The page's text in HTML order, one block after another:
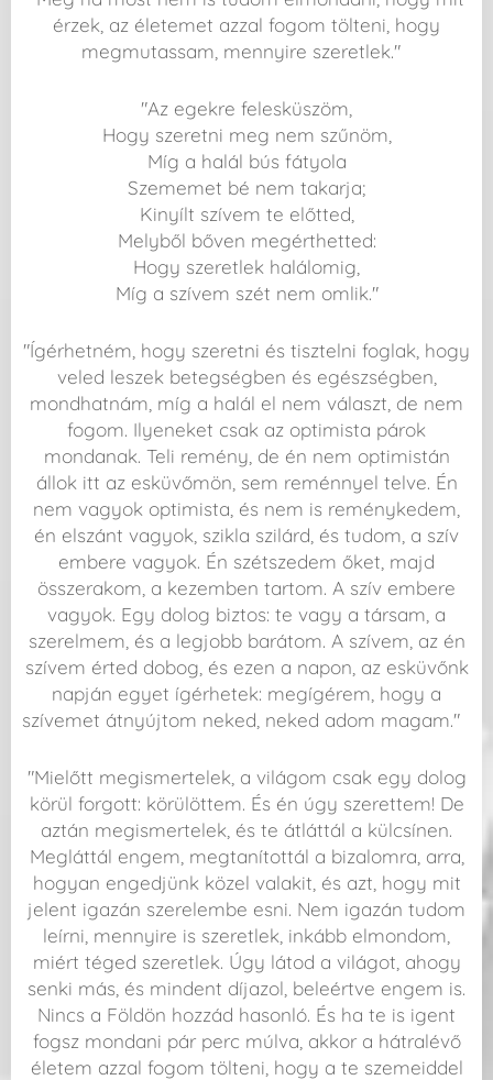
érzek, az életemet azzal fogom tölteni, hogy
megmutassam, mennyire szeretlek."
"Az egekre felesküszöm,
Hogy szeretni meg nem szűnöm,
Míg a halál bús fátyola
Szememet bé nem takarja;
Kinyílt szívem te előtted,
Melyből bőven megérthetted:
Hogy szeretlek halálomig,
Míg a szívem szét nem omlik."
"Ígérhetném, hogy szeretni és tisztelni foglak, hogy
veled leszek betegségben és egészségben,
mondhatnám, míg a halál el nem választ, de nem
fogom. Ilyeneket csak az optimista párok
mondanak. Teli remény, de én nem optimistán
állok itt az esküvőmön, sem reménnyel telve. Én
nem vagyok optimista, és nem is reménykedem,
én elszánt vagyok, szikla szilárd, és tudom, a szív
embere vagyok. Én szétszedem őket, majd
összerakom, a kezemben tartom. A szív embere
vagyok. Egy dolog biztos: te vagy a társam, a
szerelmem, és a legjobb barátom. A szívem, az én
szívem érted dobog, és ezen a napon, az esküvőnk
napján egyet ígérhetek: megígérem, hogy a
szívemet átnyújtom neked, neked adom magam."
"Mielőtt megismertelek, a világom csak egy dolog
körül forgott: körülöttem. És én úgy szerettem! De
aztán megismertelek, és te átláttál a külcsínen.
Megláttál engem, megtanítottál a bizalomra, arra,
hogyan engedjünk közel valakit, és azt, hogy mit
jelent igazán szerelembe esni. Nem igazán tudom
leírni, mennyire is szeretlek, inkább elmondom,
miért téged szeretlek. Úgy látod a világot, ahogy
senki más, és mindent díjazol, beleértve engem is.
Nincs a Földön hozzád hasonló. És ha te is igent
fogsz mondani pár perc múlva, akkor a hátralévő
életem azzal fogom tölteni, hogy a te szemeiddel